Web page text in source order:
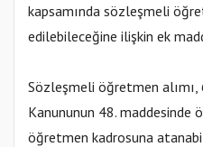
kapsamında sözleşmeli
edilebileceğine ilişkin ek
Sözleşmeli öğretmen alımı,
Kanununun 48.
öğretmen kadrosuna